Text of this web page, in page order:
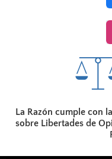
La Razón cumple con
sobre Libertades de